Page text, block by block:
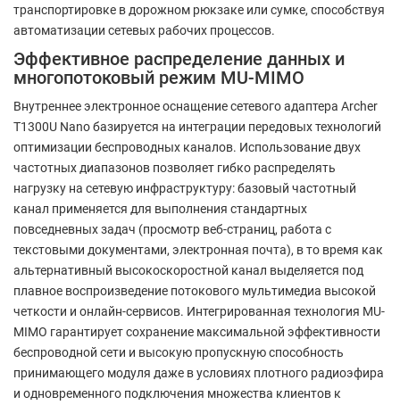
транспортировке в дорожном рюкзаке или сумке, способствуя
автоматизации сетевых рабочих процессов.
Эффективное распределение данных и
многопотоковый режим MU-MIMO
Внутреннее электронное оснащение сетевого адаптера Archer
T1300U Nano базируется на интеграции передовых технологий
оптимизации беспроводных каналов. Использование двух
частотных диапазонов позволяет гибко распределять
нагрузку на сетевую инфраструктуру: базовый частотный
канал применяется для выполнения стандартных
повседневных задач (просмотр веб-страниц, работа с
текстовыми документами, электронная почта), в то время как
альтернативный высокоскоростной канал выделяется под
плавное воспроизведение потокового мультимедиа высокой
четкости и онлайн-сервисов. Интегрированная технология MU-
MIMO гарантирует сохранение максимальной эффективности
беспроводной сети и высокую пропускную способность
принимающего модуля даже в условиях плотного радиоэфира
и одновременного подключения множества клиентов к